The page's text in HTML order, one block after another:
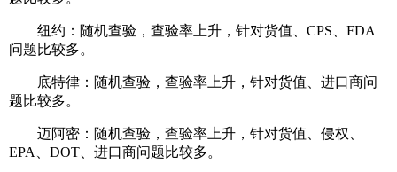
纽约：随机查验，查验率上升，针对货值、CPS、FDA
问题比较多。
底特律：随机查验，查验率上升，针对货值、进口商问
题比较多。
迈阿密：随机查验，查验率上升，针对货值、侵权、
EPA、DOT、进口商问题比较多。